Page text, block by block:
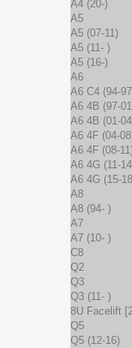
A4 (20-)
A5
A5 (07-11)
A5 (11- )
A5 (16-)
A6
A6 C4 (94-
A6 4B (97-
A6 4B (01-
A6 4F (04-
A6 4F (08-
A6 4G (11-
A6 4G (15-
A8
A8 (94- )
A7
A7 (10- )
C8
Q2
Q3
Q3 (11- )
8U Facelift
Q5
Q5 (12-16)